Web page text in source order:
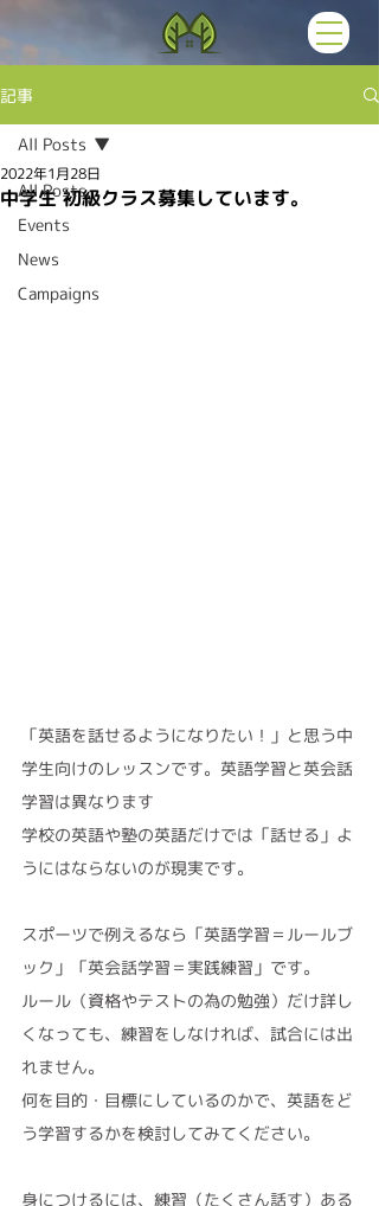
記事
All Posts
Events
News
Campaigns
All Posts
中学生 初級クラス募集しています。
2022年1月28日
「英語を話せるようになりたい！」と思う中
学生向けのレッスンです。英語学習と英会話
学習は異なります
学校の英語や塾の英語だけでは「話せる」よ
うにはならないのが現実です。
スポーツで例えるなら「英語学習＝ルールブ
ック」「英会話学習＝実践練習」です。
ルール（資格やテストの為の勉強）だけ詳し
くなっても、練習をしなければ、試合には出
れません。
何を目的・目標にしているのかで、英語をど
う学習するかを検討してみてください。
身につけるには、練習（たくさん話す）ある